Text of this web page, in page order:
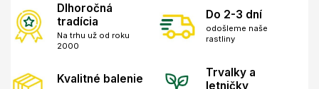
Dlhoročná
tradícia
Na trhu už od roku
2000
Do 2-3 dní
odošleme naše
rastliny
Kvalitné balenie
Trvalky a
letničky